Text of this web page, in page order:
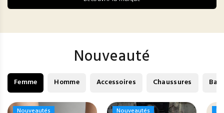
Nouveauté
Femme Homme Accessoires Chaussures
Nouveautés
Nouveautés Nouveautés
Nouveautés